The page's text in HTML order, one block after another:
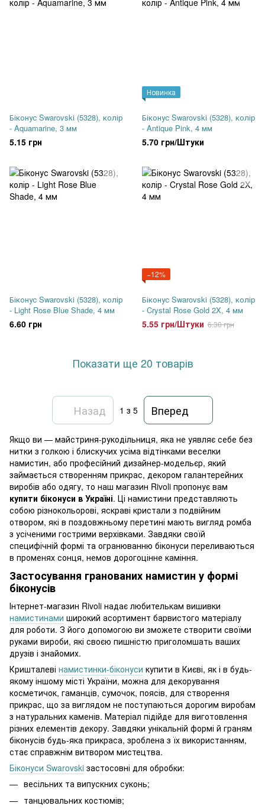
Біконус Swarovski (5328), колір
- Aquamarine, 3 мм
5.15 грн
Новинка
Біконус Swarovski (5328), колір
- Antique Pink, 4 мм
5.70 грн/Штуки
Біконус Swarovski (5328), колір
- Light Rose Blue Shade, 4 мм
6.60 грн
−12%
Біконус Swarovski (5328), колір
- Crystal Rose Gold 2X, 4 мм
5.55 грн/Штуки 6.30 грн
Показати ще 20 товарів
Назад 1 з 5 Вперед
Якщо ви — майстриня-рукодільниця, яка не уявляє себе без
нитки з голкою і блискучих усіма відтінками веселки
намистин, або професійний дизайнер-модельєр, який
займається створенням прикрас, декором галантерейних
виробів або одягу, то наш магазин Rivoli пропонує вам
купити біконуси в Україні. Ці намистини представляють
собою різнокольорові, яскраві кристали з подвійним
отвором, які в поздовжньому перетині мають вигляд ромба
з усіченими гострими верхівками. Завдяки своїй
специфічній формі та огранюванню біконуси переливаються
в променях сонця, немов дорогоцінне каміння.
Застосування гранованих намистин у формі
біконусів
Інтернет-магазин Rivoli надає любителькам вишивки
намистинами широкий асортимент барвистого матеріалу
для роботи. З його допомогою ви зможете створити своїми
руками вироби, які своєю пишністю приголомшать ваших
друзів і знайомих.
Кришталеві намистинки-біконуси купити в Києві, як і в будь-
якому іншому місті України, можна для декорування
косметичок, гаманців, сумочок, поясів, для створення
прикрас, що за виглядом не поступаються дорогим виробам
з натуральних каменів. Матеріал підійде для виготовлення
різних елементів декору. Завдяки унікальній формі й граням
біконусів будь-яка прикраса, зроблена з їх використанням,
стає справжнім витвором мистецтва.
Біконуси Swarovski застосовні для обробки:
весільних та випускних суконь;
танцювальних костюмів;